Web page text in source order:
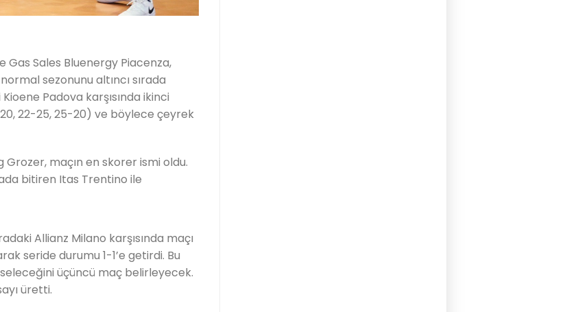
Gas Sales Bluenergy Piacenza,
sezonunu altıncı sırada
Padova karşısında ikinci
22-25, 25-20) ve böylece çeyrek
maçın en skorer ismi oldu.
bitiren Itas Trentino ile
Allianz Milano karşısında maçı
seride durumu 1-1’e getirdi. Bu
üçüncü maç belirleyecek.
üretti.